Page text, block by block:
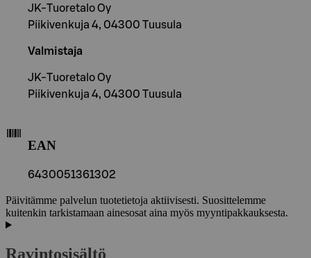
JK-Tuoretalo Oy
Piikivenkuja 4, 04300 Tuusula
Valmistaja
JK-Tuoretalo Oy
Piikivenkuja 4, 04300 Tuusula
EAN
6430051361302
Päivitämme palvelun tuotetietoja aktiivisesti. Suosittelemme
kuitenkin tarkistamaan ainesosat aina myös myyntipakkauksesta.
Ravintosisältö